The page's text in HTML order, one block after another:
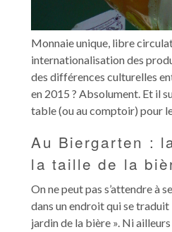
Monnaie unique, libre
internationalisation des
des différences culturelles
en 2015 ? Absolument. Et il
table (ou au comptoir) pour
Au Biergarten :
la taille de la
On ne peut pas s’attendre à
dans un endroit qui se
jardin de la bière ». Ni